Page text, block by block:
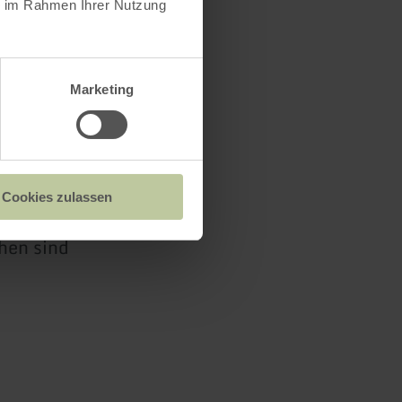
Rahmen Ihrer Nutzung
Marketing
Cookies zulassen
der
mit
gezählt,
sind